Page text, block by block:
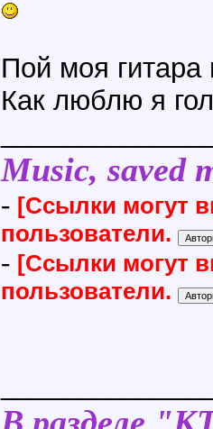
Пой моя гитара
Как люблю я
Music, saved
- [Ссылки могут
пользователи.
- [Ссылки могут
пользователи.